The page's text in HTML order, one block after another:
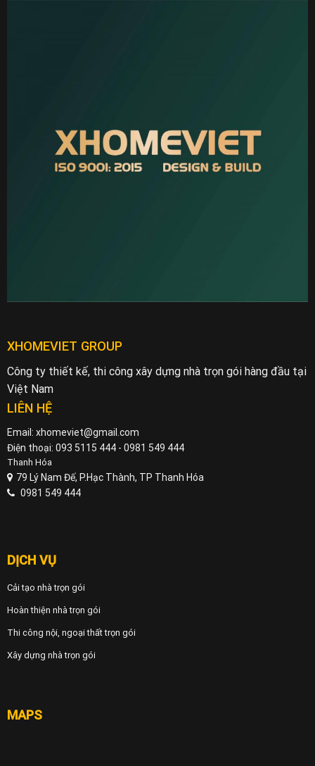
XHOMEVIET GROUP
Công ty thiết kế, thi công xây dựng nhà trọn gói hàng đầu tại
Việt Nam
LIÊN HỆ
Email: xhomeviet@gmail.com
Điện thoại: 093 5115 444 - 0981 549 444
Thanh Hóa
79 Lý Nam Đế, P.Hạc Thành, TP Thanh Hóa
0981 549 444
DỊCH VỤ
Cải tạo nhà trọn gói
Hoàn thiện nhà trọn gói
Thi công nội, ngoại thất trọn gói
Xây dựng nhà trọn gói
MAPS